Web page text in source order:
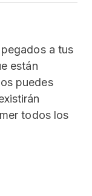
a tus
están
puedes
todos los